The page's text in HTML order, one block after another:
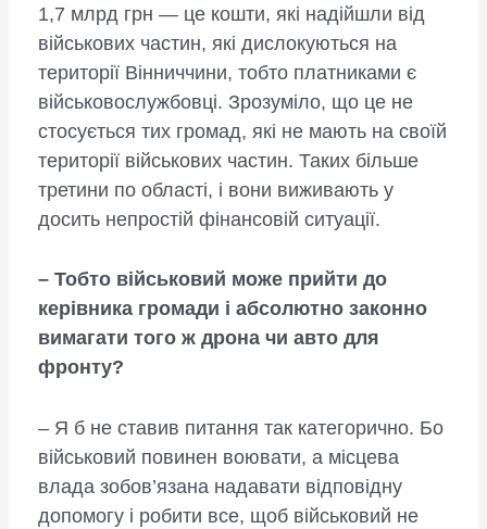
1,7 млрд грн — це кошти, які надійшли від
військових частин, які дислокуються на
території Вінниччини, тобто платниками є
військовослужбовці. Зрозуміло, що це не
стосується тих громад, які не мають на своїй
території військових частин. Таких більше
третини по області, і вони виживають у
досить непростій фінансовій ситуації.
– Тобто військовий може прийти до
керівника громади і абсолютно законно
вимагати того ж дрона чи авто для
фронту?
– Я б не ставив питання так категорично. Бо
військовий повинен воювати, а місцева
влада зобов’язана надавати відповідну
допомогу і робити все, щоб військовий не